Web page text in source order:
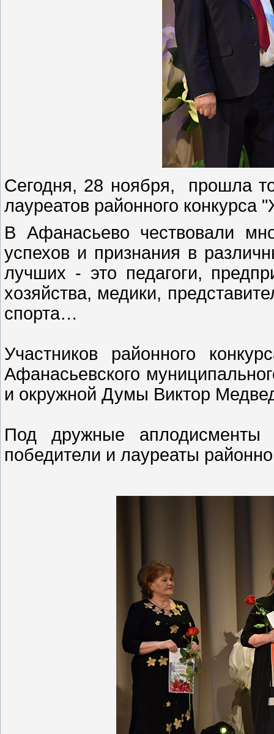
Сегодня, 28 ноября, прошла
лауреатов районного конкурса
В Афанасьево чествовали
успехов и признания в
лучших - это педагоги,
хозяйства, медики,
спорта…
Участников районного
Афанасьевского
и окружной Думы Виктор
Под дружные
победители и лауреаты